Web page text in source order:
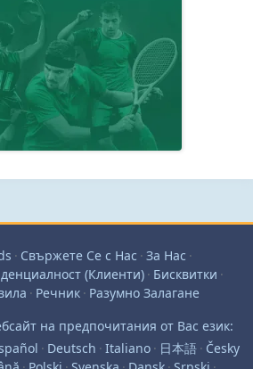
· Свържете Се с Нас · За Нас ·
(Клиенти) · Бисквитки ·
· Речник · Разумно Залагане
на предпочитания от Вас език:
· Deutsch · Italiano · 日本語 · Česky